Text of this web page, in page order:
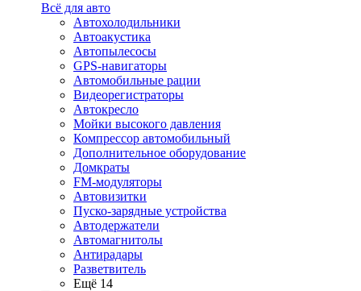
Всё для авто
Автохолодильники
Автоакустика
Автопылесосы
GPS-навигаторы
Автомобильные рации
Видеорегистраторы
Автокресло
Мойки высокого давления
Компрессор автомобильный
Дополнительное оборудование
Домкраты
FM-модуляторы
Автовизитки
Пуско-зарядные устройства
Автодержатели
Автомагнитолы
Антирадары
Разветвитель
Ещё 14